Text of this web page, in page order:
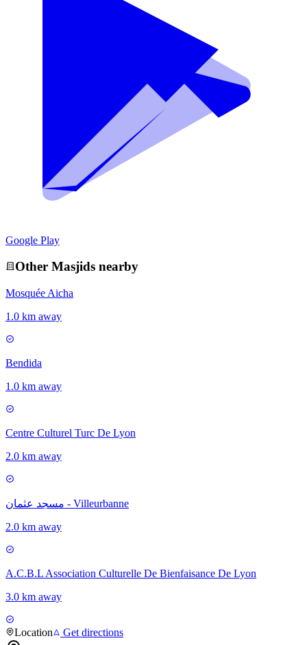
Google Play
Other Masjids nearby
Mosquée Aicha
1.0 km away
Bendida
1.0 km away
Centre Culturel Turc De Lyon
2.0 km away
مسجد عثمان - Villeurbanne
2.0 km away
A.C.B.L Association Culturelle De Bienfaisance De Lyon
3.0 km away
Location Get directions